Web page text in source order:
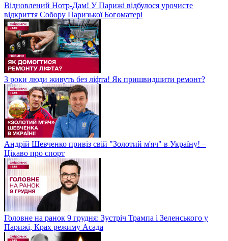
Відновлений Нотр-Дам! У Парижі відбулося урочисте
відкриття Собору Паризької Богоматері
3 роки люди живуть без ліфта! Як пришвидшити ремонт?
Андрій Шевченко привіз свій "Золотий м'яч" в Україну! –
Цікаво про спорт
Головне на ранок 9 грудня: Зустріч Трампа і Зеленського у
Парижі, Крах режиму Асада